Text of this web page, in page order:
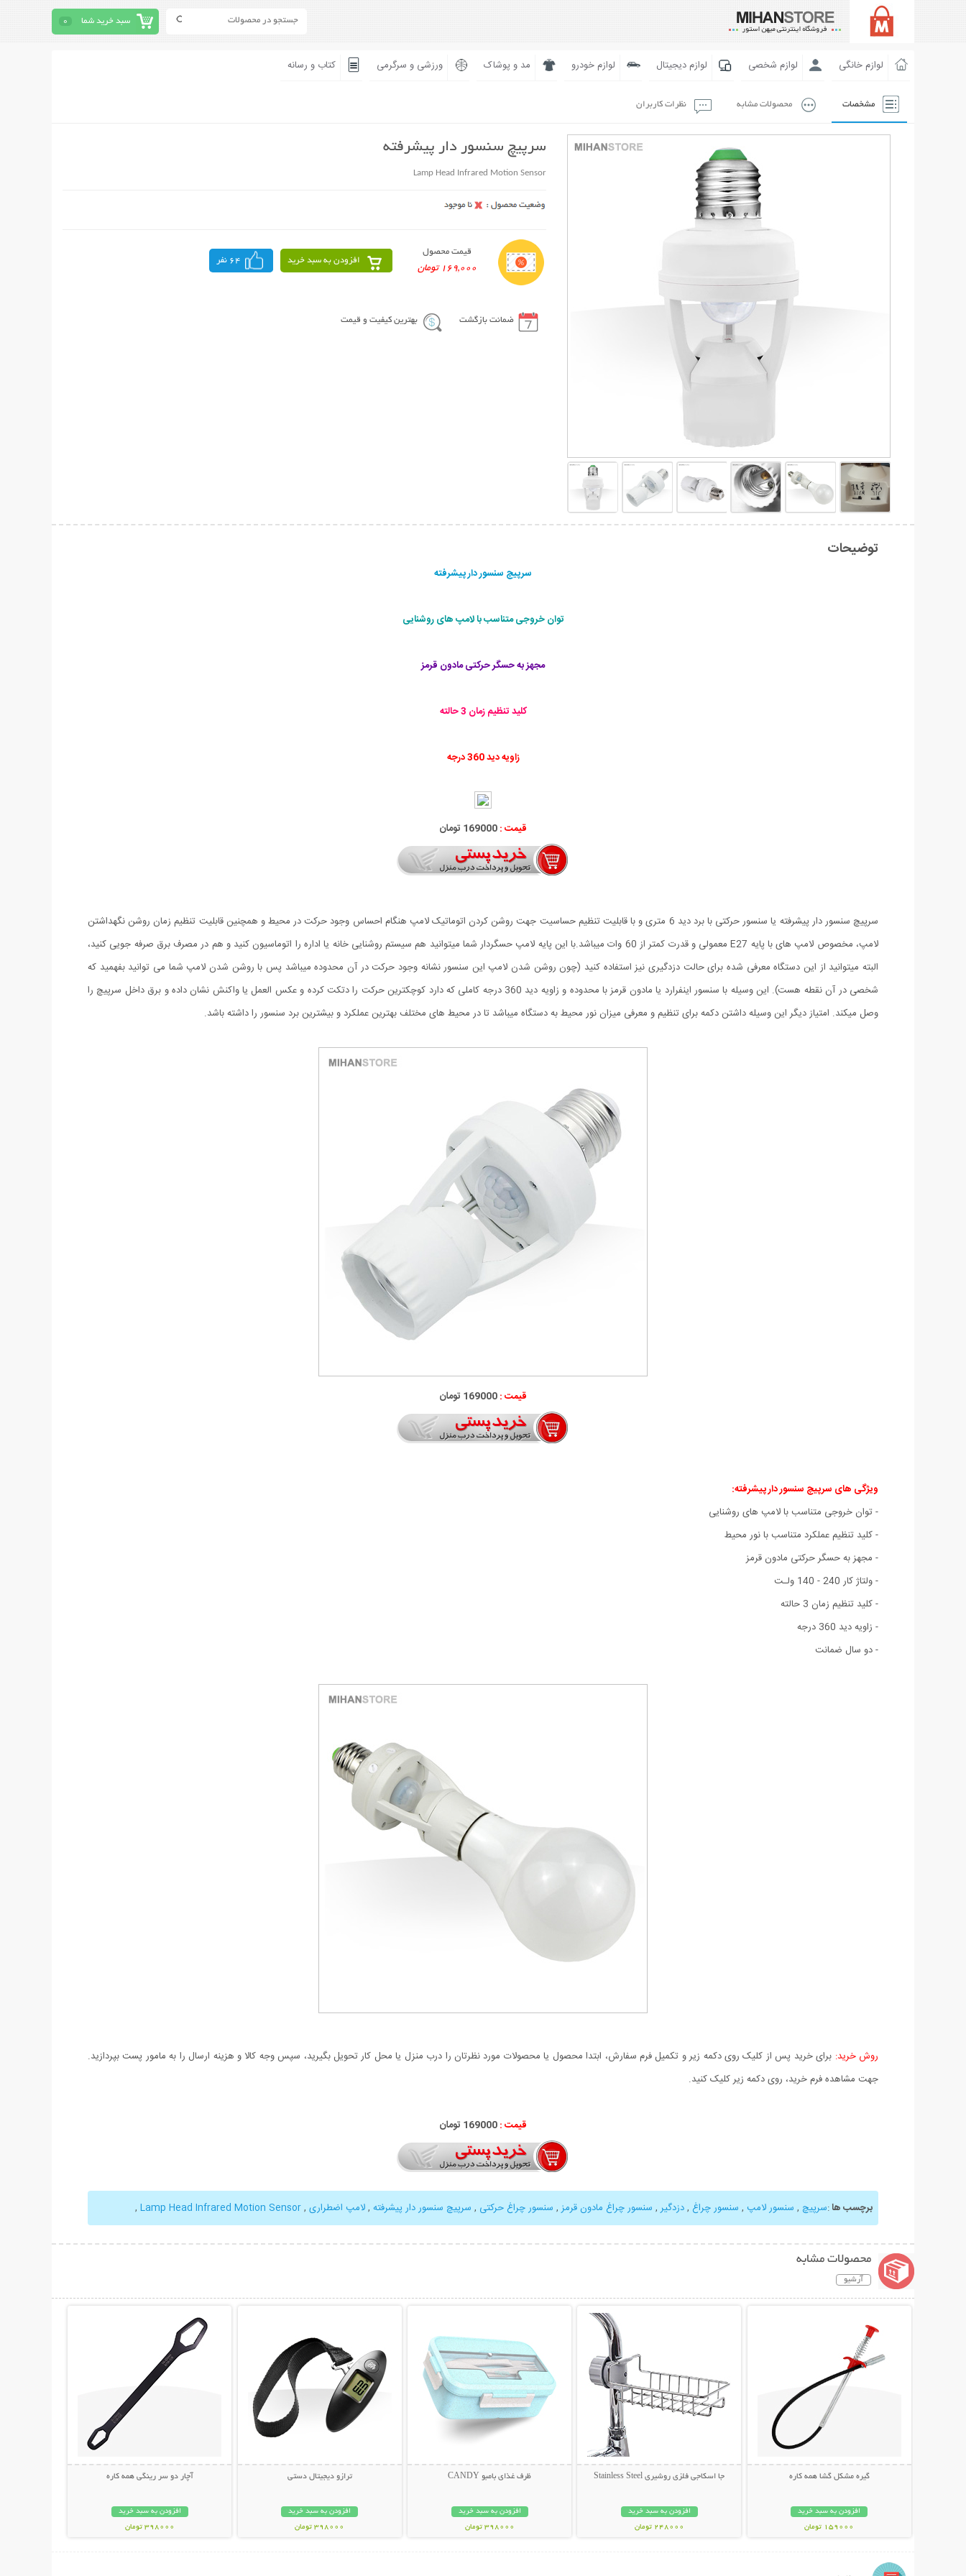
سبد خرید شما 0
لوازم خانگی لوازم شخصی لوازم دیجیتال لوازم خودرو مد و پوشاک ورزشی و سرگرمی کتاب و رسانه
مشخصات محصولات مشابه نظرات کاربران
سرپیچ سنسور دار پیشرفته
Lamp Head Infrared Motion Sensor
قیمت محصول
169,000 تومان
افزودن به سبد خرید 64 نفر
ضمانت بازگشت بهترین کیفیت و قیمت
توضیحات
سرپیچ سنسور دار پیشرفته
توان خروجی متناسب با لامپ های روشنایی
مجهز به حسگر حرکتی مادون قرمز
کلید تنظیم زمان 3 حالته
زاویه دید 360 درجه
قیمت :169000 تومان
سرپیچ سنسور دار پیشرفته یا سنسور حرکتی با برد دید 6 متری و با قابلیت تنظیم حساسیت جهت روشن کردن اتوماتیک لامپ هنگام احساس وجود حرکت در محیط و همچنین قابلیت تنظیم زمان روشن نگهداشتن
لامپ، مخصوص لامپ های با پایه E27 معمولی و قدرت کمتر از 60 وات میباشد.با این پایه لامپ حسگردار شما میتوانید هم سیستم روشنایی خانه یا اداره را اتوماسیون کنید و هم در مصرف برق صرفه جویی کنید،
البته میتوانید از این دستگاه معرفی شده برای حالت دزدگیری نیز استفاده کنید (چون روشن شدن لامپ این سنسور نشانه وجود حرکت در آن محدوده میباشد پس با روشن شدن لامپ شما می توانید بفهمید که
شخصی در آن نقطه هست). این وسیله با سنسور اینفرارد یا مادون قرمز با محدوده و زاویه دید 360 درجه کاملی که دارد کوچکترین حرکت را دتکت کرده و عکس العمل یا واکنش نشان داده و برق داخل سرپیچ را
وصل میکند. امتیاز دیگر این وسیله داشتن دکمه برای تنظیم و معرفی میزان نور محیط به دستگاه میباشد تا در محیط های مختلف بهترین عملکرد و بیشترین برد سنسور را داشته باشد.
قیمت :169000 تومان
ویژگی های سرپیچ سنسور دار پیشرفته:
- توان خروجی متناسب با لامپ های روشنایی
- کلید تنظیم عملکرد متناسب با نور محیط
- مجهز به حسگر حرکتی مادون قرمز
- ولتاژ کار 240 - 140 ولـت
- کلید تنظیم زمان 3 حالته
- زاویه دید 360 درجه
- دو سال ضمانت
روش خرید: برای خرید پس از کلیک روی دکمه زیر و تکمیل فرم سفارش، ابتدا محصول یا محصولات مورد نظرتان را درب منزل یا محل کار تحویل بگیرید، سپس وجه کالا و هزینه ارسال را به مامور پست بپردازید.
جهت مشاهده فرم خرید، روی دکمه زیر کلیک کنید.
قیمت : 169000 تومان
برچسب ها:سرپیچ , سنسور لامپ , سنسور چراغ ,دزدگیر , سنسور چراغ مادون قرمز , سنسور چراغ حرکتی , سرپیچ سنسور دار پیشرفته ,لامپ اضطراری ,
Lamp Head Infrared Motion Sensor
,
محصولات مشابه
آرشیو
گیره مشکل گشا همه کاره
افزودن به سبد خرید
159000 تومان
جا اسکاجی فلزی روشیری Stainless Steel
افزودن به سبد خرید
248000 تومان
ظرف غذای بامبو CANDY
افزودن به سبد خرید
398000 تومان
ترازو دیجیتال دستی
افزودن به سبد خرید
398000 تومان
آچار دو سر رینگی همه کاره
افزودن به سبد خرید
398000 تومان